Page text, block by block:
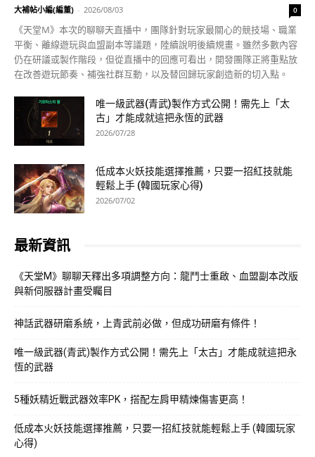
大補帖小編(編董) - 2026/08/03 0
《天堂M》本次的聊聊天直播中，團隊針對玩家最關心的競技場、職業
平衡、離線遊玩與血盟副本等議題，陸續說明後續規畫。雖然多數內容
仍在研議或製作階段，但從直播中的回應可看出，開發團隊正將重點放
在改善遊玩節奏、補強社群互動，以及替回歸玩家創造新的切入點。
唯一級武器(青武)製作方式公開！需先上「太
古」才能成就這把永恆的武器
2026/07/28
低成本火妖技能選擇推薦，只要一招紅技就能
輕鬆上手 (韓國玩家心得)
2026/07/02
最新資訊
《天堂M》聊聊天釋出多項調整方向：龍鬥士重啟、血盟副本改版
與新伺服器計畫受矚目
神話武器研磨系統，上青武前必做，但成功研磨有條件！
唯一級武器(青武)製作方式公開！需先上「太古」才能成就這把永
恆的武器
5種妖精近戰武器效率PK，搭配左肩甲精煉傷害更高！
低成本火妖技能選擇推薦，只要一招紅技就能輕鬆上手 (韓國玩家
心得)